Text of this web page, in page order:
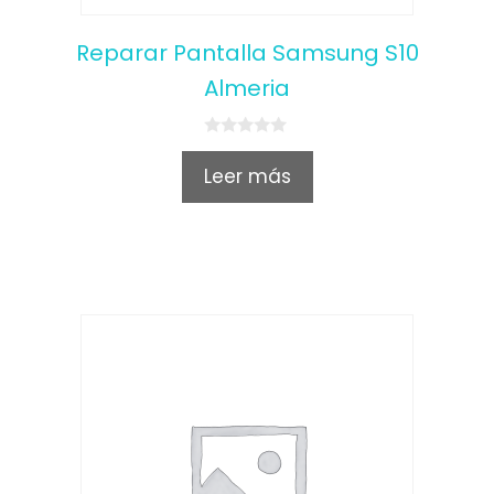
Reparar Pantalla Samsung S10
Almeria
0
u
Leer más